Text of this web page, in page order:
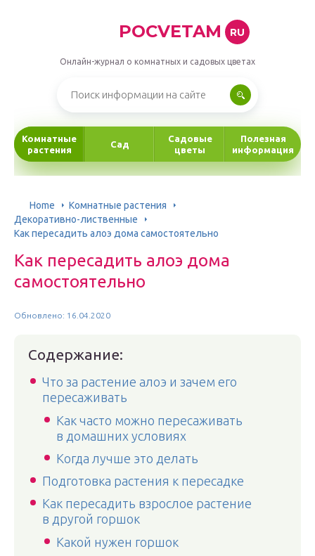
POCVETAM RU
Онлайн-журнал о комнатных и садовых цветах
Комнатные
растения
Сад
Садовые
цветы
Полезная
информация
Home
Комнатные растения
Декоративно-лиственные
Как пересадить алоэ дома самостоятельно
Как пересадить алоэ дома
самостоятельно
Обновлено: 16.04.2020
Содержание:
Что за растение алоэ и зачем его
пересаживать
Как часто можно пересаживать
в домашних условиях
Когда лучше это делать
Подготовка растения к пересадке
Как пересадить взрослое растение
в другой горшок
Какой нужен горшок